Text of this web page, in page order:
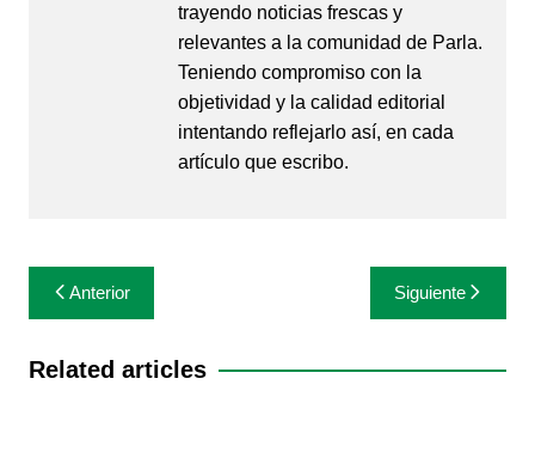
trayendo noticias frescas y
relevantes a la comunidad de Parla.
Teniendo compromiso con la
objetividad y la calidad editorial
intentando reflejarlo así, en cada
artículo que escribo.
Navegación
de
entradas
Anterior Siguiente
Related articles